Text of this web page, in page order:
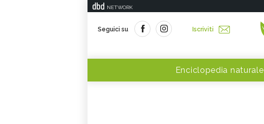
NETWORK
Seguici su Iscriviti
Enciclopedia naturale